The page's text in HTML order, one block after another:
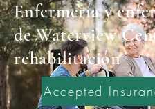
Enfermería y
de Waterview
rehabilitación
Accepted